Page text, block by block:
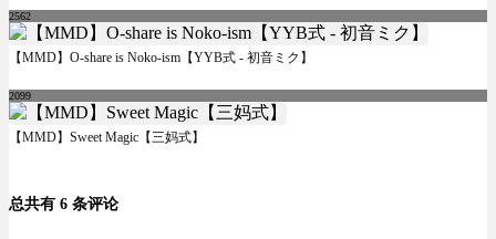
2562
【MMD】O-share is Noko-ism【YYB式 - 初音ミク】
2099
【MMD】Sweet Magic【三妈式】
总共有 6 条评论